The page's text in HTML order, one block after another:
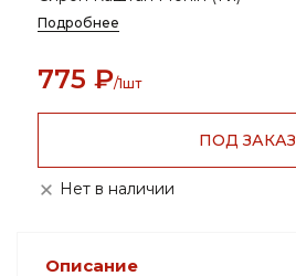
Подробнее
775 ₽/1шт
ПОД ЗАКАЗ
Нет в наличии
Описание